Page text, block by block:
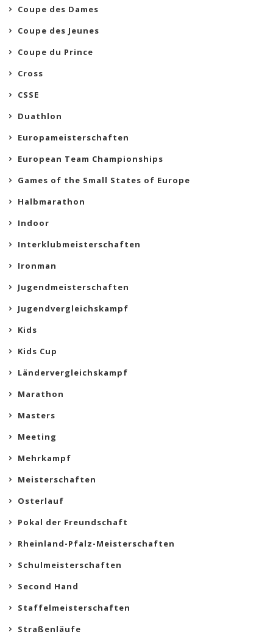
Coupe des Dames
Coupe des Jeunes
Coupe du Prince
Cross
CSSE
Duathlon
Europameisterschaften
European Team Championships
Games of the Small States of Europe
Halbmarathon
Indoor
Interklubmeisterschaften
Ironman
Jugendmeisterschaften
Jugendvergleichskampf
Kids
Kids Cup
Ländervergleichskampf
Marathon
Masters
Meeting
Mehrkampf
Meisterschaften
Osterlauf
Pokal der Freundschaft
Rheinland-Pfalz-Meisterschaften
Schulmeisterschaften
Second Hand
Staffelmeisterschaften
Straßenläufe